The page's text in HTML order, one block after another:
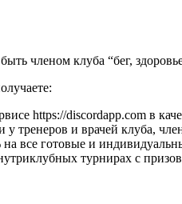
членом клуба “бег,
https://discordapp.com в
у тренеров и врачей клуба,
все готовые и
турнирах с